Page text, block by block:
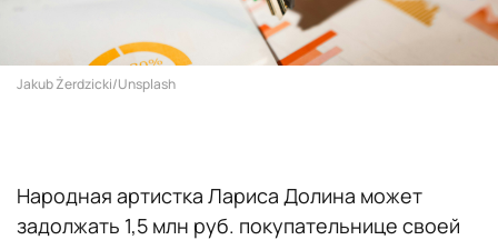
Jakub Żerdzicki/Unsplash
Народная артистка Лариса Долина может
задолжать 1,5 млн руб. покупательнице своей